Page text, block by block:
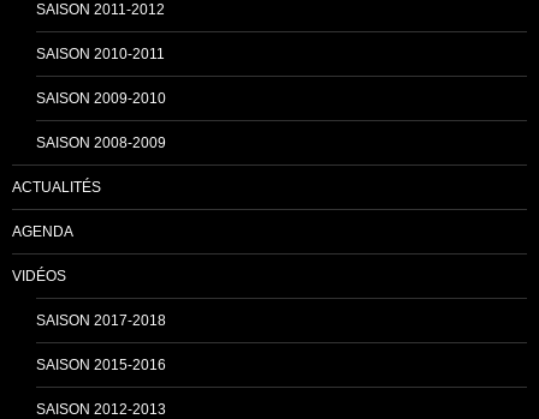
n
SAISON 2011-2012
SAISON 2010-2011
SAISON 2009-2010
SAISON 2008-2009
ACTUALITÉS
AGENDA
VIDÉOS
SAISON 2017-2018
SAISON 2015-2016
SAISON 2012-2013